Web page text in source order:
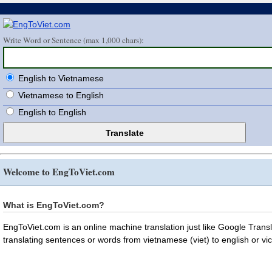
Write Word or Sentence (max 1,000 chars):
English to Vietnamese
Vietnamese to English
English to English
Welcome to EngToViet.com
What is EngToViet.com?
EngToViet.com is an online machine translation just like Google
translating sentences or words from vietnamese (viet) to english or